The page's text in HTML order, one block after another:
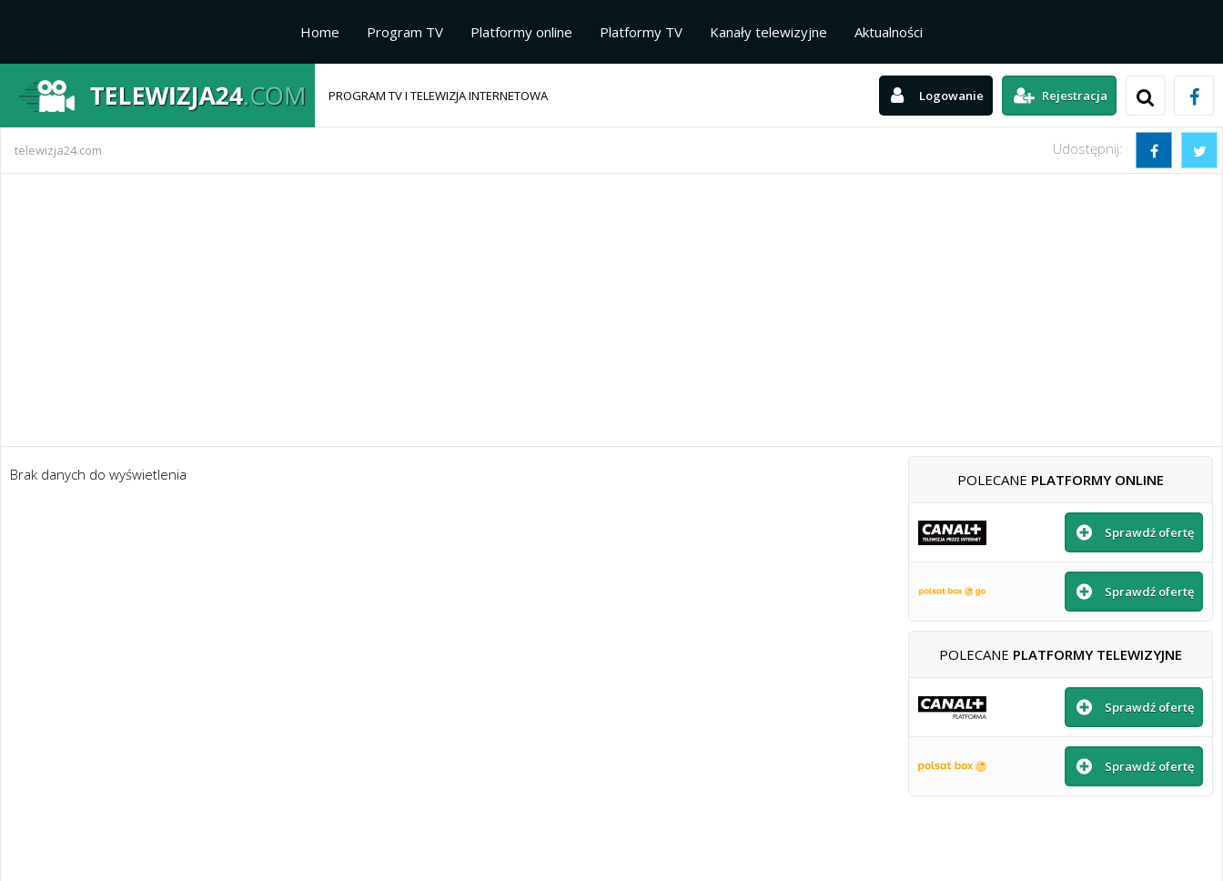
PROGRAM TV I TELEWIZJA INTERNETOWA
Home Program TV Platformy online Platformy TV Kanały telewizyjne Aktualności
Logowanie Rejestracja
telewizja24.com Udostępnij:
Brak danych do wyświetlenia POLECANE PLATFORMY ONLINE
Sprawdź ofertę
Sprawdź ofertę
POLECANE PLATFORMY TELEWIZYJNE
Sprawdź ofertę
Sprawdź ofertę